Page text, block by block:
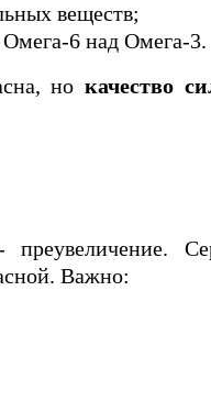
веществ;
6 над Омега-3.
но качество
Важно: